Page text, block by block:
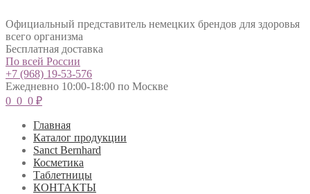
Официальный представитель немецких брендов для здоровья
всего организма
Бесплатная доставка
По всей России
+7 (968) 19-53-576
Ежедневно 10:00-18:00 по Москве
0 0 0 ₽
Главная
Каталог продукции
Sanct Bernhard
Косметика
Таблетницы
КОНТАКТЫ